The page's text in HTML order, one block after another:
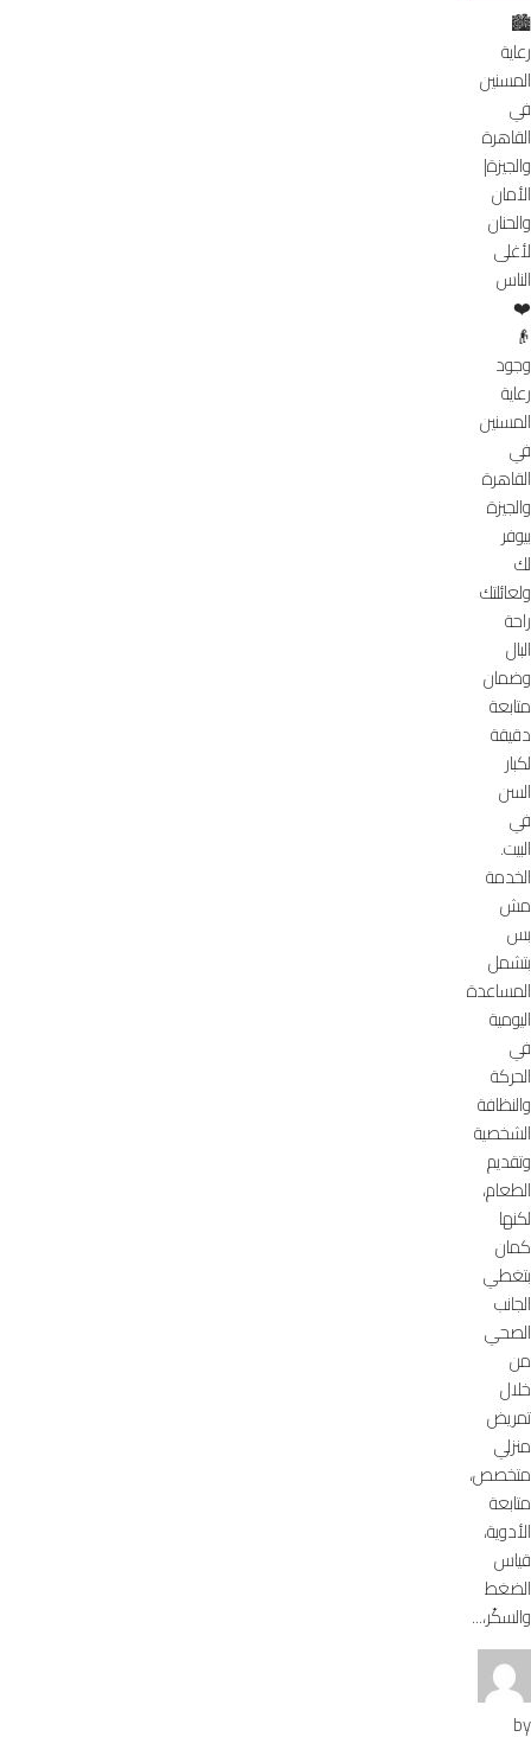
🏙️
رعاية
المسنين
في
القاهرة
والجيزة|
الأمان
والحنان
لأغلى
الناس
❤️
👴
وجود
رعاية
المسنين
في
القاهرة
والجيزة
بيوفر
لك
ولعائلتك
راحة
البال
وضمان
متابعة
دقيقة
لكبار
السن
في
البيت.
الخدمة
مش
بس
بتشمل
المساعدة
اليومية
في
الحركة
والنظافة
الشخصية
وتقديم
الطعام،
لكنها
كمان
بتغطي
الجانب
الصحي
من
خلال
تمريض
منزلي
متخصص،
متابعة
الأدوية،
قياس
الضغط
والسكّر،...
by